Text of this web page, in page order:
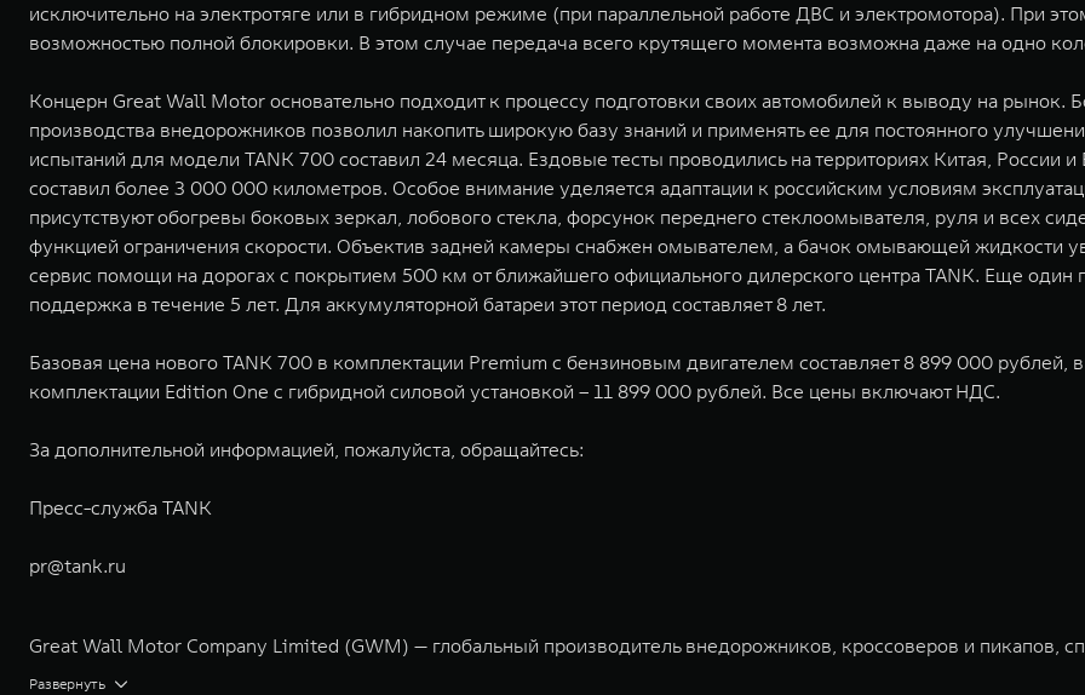
исключительно на электротяге или в гибридном режиме (при параллельной работе ДВС и электромотора). При
возможностью полной блокировки. В этом случае передача всего крутящего момента возможна даже на одно
Концерн Great Wall Motor основательно подходит к процессу подготовки своих автомобилей к выводу на рынок.
производства внедорожников позволил накопить широкую базу знаний и применять ее для постоянного
испытаний для модели TANK 700 составил 24 месяца. Ездовые тесты проводились на территориях Китая, России
составил более 3 000 000 километров. Особое внимание уделяется адаптации к российским условиям
присутствуют обогревы боковых зеркал, лобового стекла, форсунок переднего стеклоомывателя, руля и всех
функцией ограничения скорости. Объектив задней камеры снабжен омывателем, а бачок омывающей жидкости
сервис помощи на дорогах с покрытием 500 км от ближайшего официального дилерского центра TANK. Еще один
поддержка в течение 5 лет. Для аккумуляторной батареи этот период составляет 8 лет.
Базовая цена нового TANK 700 в комплектации Premium с бензиновым двигателем составляет 8 899 000
комплектации Edition One с гибридной силовой установкой – 11 899 000 рублей. Все цены включают НДС.
За дополнительной информацией, пожалуйста, обращайтесь:
Пресс-служба TANK
pr@tank.ru
Great Wall Motor Company Limited (GWM) — глобальный производитель внедорожников, кроссоверов и пикапов,
экологичном производстве. Компания была зарегистрирована на Гонконгской и Шанхайской фондовых биржах в
Развернуть